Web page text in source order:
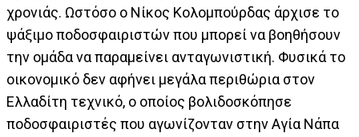
χρονιάς. Ωστόσο ο Νίκος Κολομπούρδας άρχισε το
ψάξιμο ποδοσφαιριστών που μπορεί να βοηθήσουν
την ομάδα να παραμείνει ανταγωνιστική. Φυσικά το
οικονομικό δεν αφήνει μεγάλα περιθώρια στον
Ελλαδίτη τεχνικό, ο οποίος βολιδοσκόπησε
ποδοσφαιριστές που αγωνίζονταν στην Αγία Νάπα